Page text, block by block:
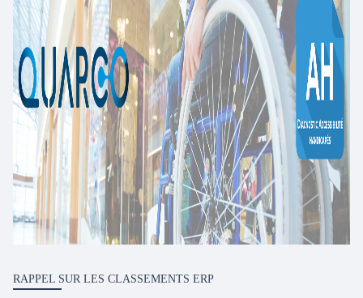
RAPPEL SUR LES CLASSEMENTS ERP